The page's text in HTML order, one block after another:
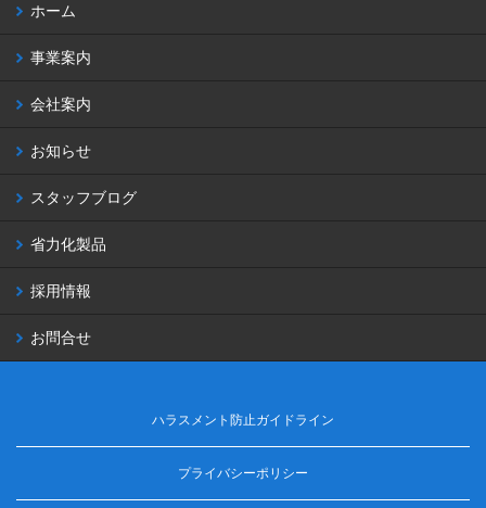
ホーム
事業案内
会社案内
お知らせ
スタッフブログ
省力化製品
採用情報
お問合せ
ハラスメント防止ガイドライン
プライバシーポリシー